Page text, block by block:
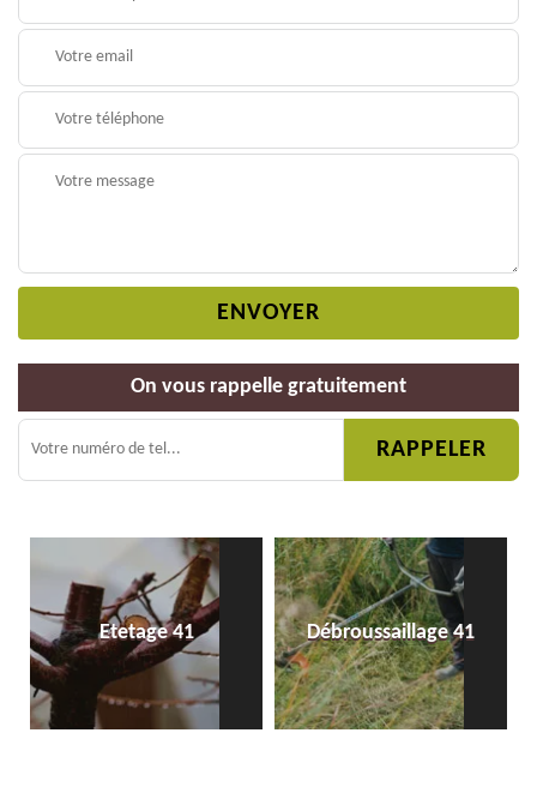
On vous rappelle gratuitement
Etetage 41 Débroussaillage 41